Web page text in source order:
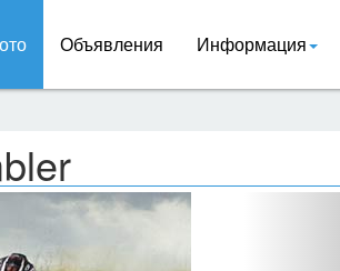
Объявления Информация